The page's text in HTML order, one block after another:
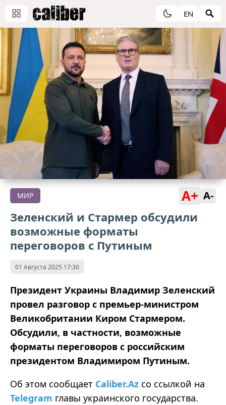
EN
МИР A+ A-
Зеленский и Стармер обсудили
возможные форматы
переговоров с Путиным
01 Августа 2025 17:30
Президент Украины Владимир Зеленский
провел разговор с премьер-министром
Великобритании Киром Стармером.
Обсудили, в частности, возможные
форматы переговоров с российским
президентом Владимиром Путиным.
Об этом сообщает Caliber.Az со ссылкой на
Telegram главы украинского государства.